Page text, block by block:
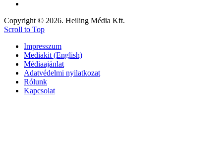
Copyright © 2026. Heiling Média Kft.
Scroll to Top
Impresszum
Mediakit (English)
Médiaajánlat
Adatvédelmi nyilatkozat
Rólunk
Kapcsolat